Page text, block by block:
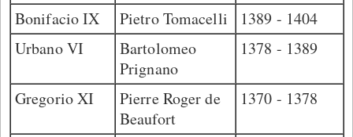
Bonifacio IX Pietro Tomacelli
1389 - 1404
Urbano VI
Bartolomeo
Prignano
1378 - 1389
Gregorio XI
Pierre Roger de
Beaufort
1370 - 1378